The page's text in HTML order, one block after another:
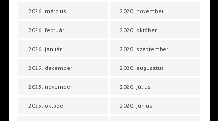
2026. március
2026. február
2026. január
2025. december
2025. november
2025. október
2020. november
2020. október
2020. szeptember
2020. augusztus
2020. július
2020. június